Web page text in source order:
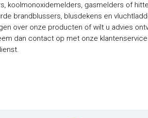
koolmonoxidemelders, gasmelders of
brandblussers, blusdekens en
over onze producten of wilt u advies
dan contact op met onze klantenservice